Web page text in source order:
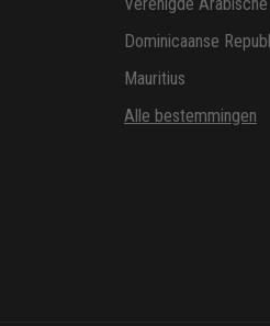
Dominicaanse
Mauritius
Alle bestemmingen